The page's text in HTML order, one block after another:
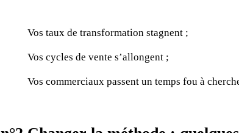
Vos taux de transformation stagnent ;
Vos cycles de vente s’allongent ;
Vos commerciaux passent un temps fou à